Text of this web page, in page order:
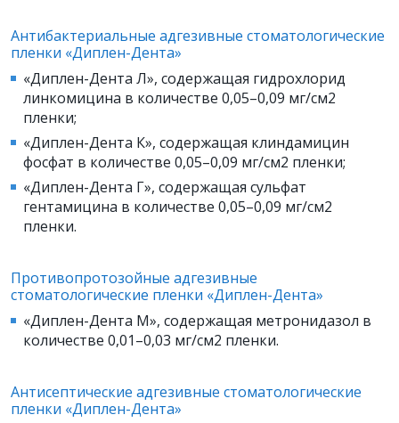
Антибактериальные адгезивные стоматологические
пленки «Диплен-Дента»
«Диплен-Дента Л», содержащая гидрохлорид
линкомицина в количестве 0,05–0,09 мг/см2
пленки;
«Диплен-Дента К», содержащая клиндамицин
фосфат в количестве 0,05–0,09 мг/см2 пленки;
«Диплен-Дента Г», содержащая сульфат
гентамицина в количестве 0,05–0,09 мг/см2
пленки.
Противопротозойные адгезивные
стоматологические пленки «Диплен-Дента»
«Диплен-Дента М», содержащая метронидазол в
количестве 0,01–0,03 мг/см2 пленки.
Антисептические адгезивные стоматологические
пленки «Диплен-Дента»